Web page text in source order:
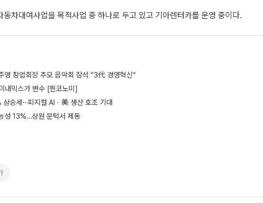
동차대여사업을 목적사업 중 하나로 두고 있고 기아렌터카를 운영 중이다.
영 창업회장 추모 음악회 참석 "3代 경영혁신"
내믹스가 변수 [찐코노미]
승세⋯피지컬 AIㆍ美 생산 호조 기대
성 13%…상원 문턱서 제동